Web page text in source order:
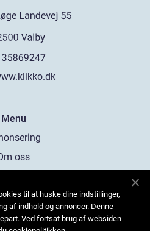
Menu
oss
oss
til at huske dine indstillinger,
af indhold og annoncer. Denne
Ved fortsat brug af websiden